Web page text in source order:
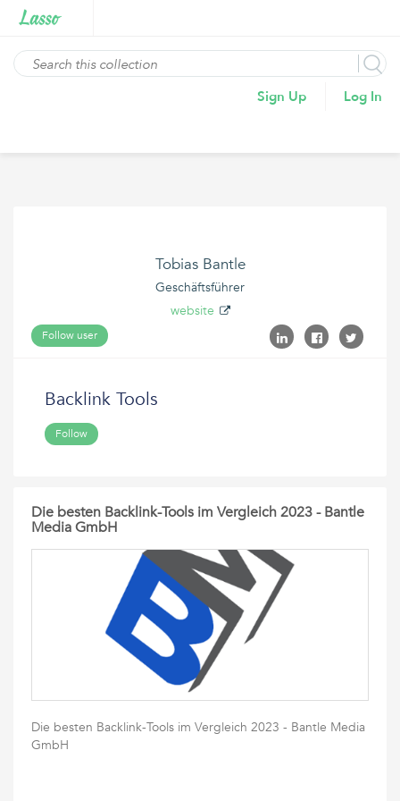
Sign Up Log In
Tobias Bantle
Geschäftsführer
website
Follow user
Backlink Tools
Follow
Die besten Backlink-Tools im Vergleich 2023 - Bantle
Media GmbH
Die besten Backlink-Tools im Vergleich 2023 - Bantle Media
GmbH